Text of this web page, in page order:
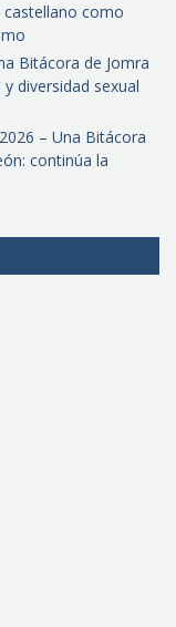
castellano como
Bitácora de Jomra
diversidad sexual
– Una Bitácora
continúa la